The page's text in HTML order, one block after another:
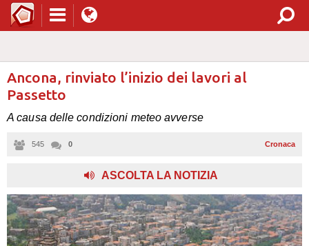
Ancona, rinviato l’inizio dei lavori al
Passetto
A causa delle condizioni meteo avverse
545 0 Cronaca
ASCOLTA LA NOTIZIA